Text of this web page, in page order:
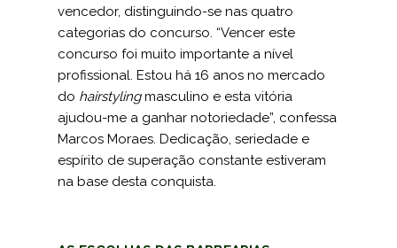
ven­cedor, distinguindo-se nas quatro
categorias do concurso. “Vencer este
concurso foi muito importante a nível
profissional. Estou há 16 anos no mercado
do hairstylingmasculino e esta vitória
ajudou-me a ganhar notoriedade”, confessa
Marcos Moraes. Dedicação, seriedade e
espírito de superação constante estiveram
na base desta conquista.